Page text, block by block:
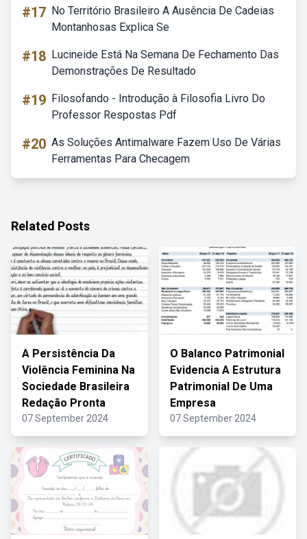
#17 No Território Brasileiro A Ausência De Cadeias
Montanhosas Explica Se
#18 Lucineide Está Na Semana De Fechamento Das
Demonstrações De Resultado
#19 Filosofando - Introdução à Filosofia Livro Do
Professor Respostas Pdf
#20 As Soluções Antimalware Fazem Uso De Várias
Ferramentas Para Checagem
Related Posts
A Persistência Da
Violência Feminina Na
Sociedade Brasileira
Redação Pronta
07 September 2024
O Balanco Patrimonial
Evidencia A Estrutura
Patrimonial De Uma
Empresa
07 September 2024